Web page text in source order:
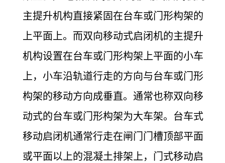
主提升机构直接紧固在台车或门形构架的
上平面上。而双向移动式启闭机的主提升
机构设置在台车或门形构架上平面的小车
上，小车沿轨道行走的方向与台车或门形
构架的移动方向成垂直。通常也称双向移
动式的台车或门形构架为大车架。台车式
移动启闭机通常行走在闸门门槽顶部平面
或平面以上的混凝土排架上，门式移动启